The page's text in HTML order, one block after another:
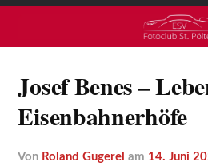
Josef Benes –
Eisenbahnerhöfe
von Roland Gugerel am 14. Juni